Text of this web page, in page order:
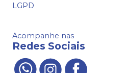
LGPD
Acompanhe nas
Redes Sociais